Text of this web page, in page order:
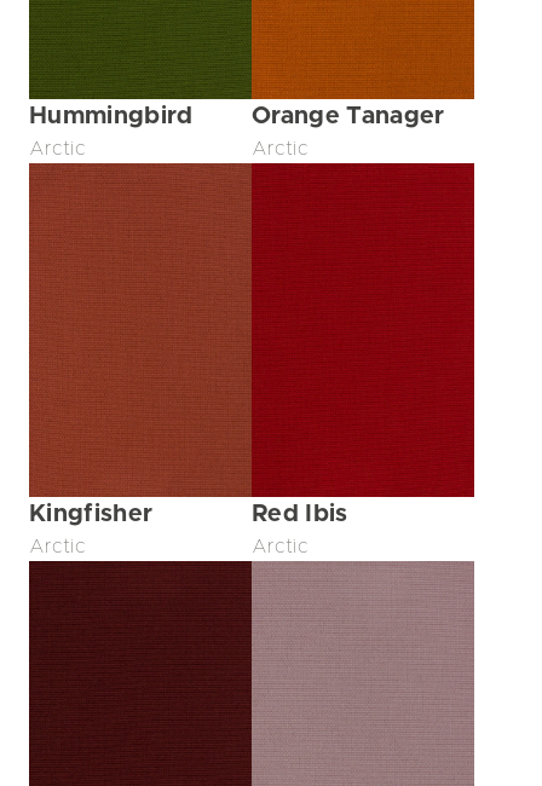
Hummingbird
Arctic
Orange Tanager
Arctic
Kingfisher
Arctic
Red Ibis
Arctic